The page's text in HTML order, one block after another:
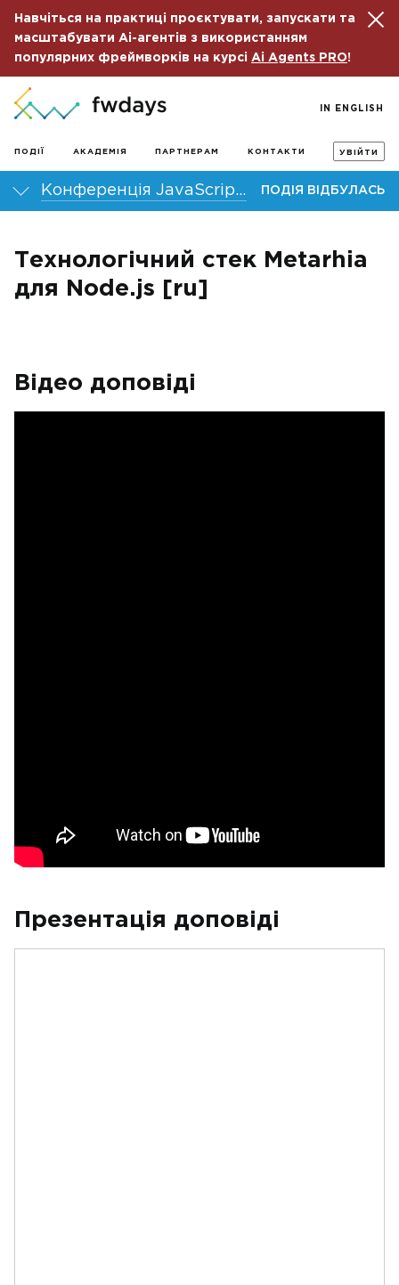
Навчіться на практиці проєктувати, запускати та
масштабувати Ai-агентів з використанням
популярних фреймворків на курсі Ai Agents PRO!
ПОДІЇ АКАДЕМІЯ ПАРТНЕРАМ КОНТАКТИ УВІЙТИ
IN ENGLISH
Конференція JavaScript fwdays’21 ПОДІЯ ВІДБУЛАСЬ
Технологічний стек Metarhia
для Node.js [ru]
Відео доповіді
Презентація доповіді